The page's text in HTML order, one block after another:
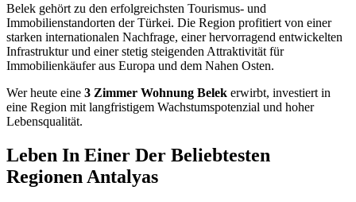
Belek gehört zu den erfolgreichsten Tourismus- und
Immobilienstandorten der Türkei. Die Region profitiert von einer
starken internationalen Nachfrage, einer hervorragend entwickelten
Infrastruktur und einer stetig steigenden Attraktivität für
Immobilienkäufer aus Europa und dem Nahen Osten.
Wer heute eine 3 Zimmer Wohnung Belek erwirbt, investiert in
eine Region mit langfristigem Wachstumspotenzial und hoher
Lebensqualität.
Leben In Einer Der Beliebtesten
Regionen Antalyas